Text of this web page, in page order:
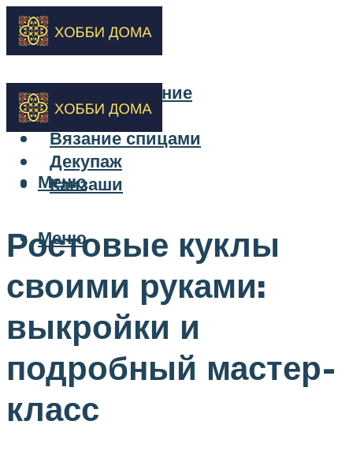
Бисероплетение
Вышивка
Вязание спицами
Декупаж
Канзаши
Меню
Меню
Ростовые куклы
своими руками:
выкройки и
подробный мастер-
класс